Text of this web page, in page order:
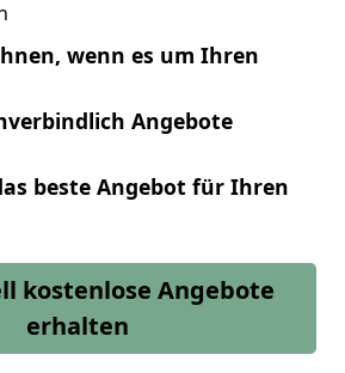
wenn es um Ihren
Angebote
beste Angebot für Ihren
kostenlose Angebote
erhalten